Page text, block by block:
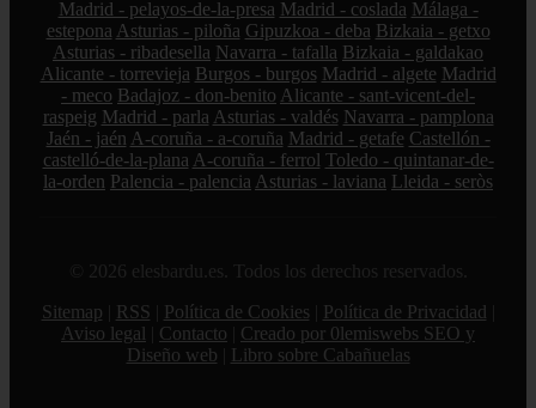
Madrid - pelayos-de-la-presa Madrid - coslada Málaga -
estepona Asturias - piloña Gipuzkoa - deba Bizkaia - getxo
Asturias - ribadesella Navarra - tafalla Bizkaia - galdakao
Alicante - torrevieja Burgos - burgos Madrid - algete Madrid
- meco Badajoz - don-benito Alicante - sant-vicent-del-
raspeig Madrid - parla Asturias - valdés Navarra - pamplona
Jaén - jaén A-coruña - a-coruña Madrid - getafe Castellón -
castelló-de-la-plana A-coruña - ferrol Toledo - quintanar-de-
la-orden Palencia - palencia Asturias - laviana Lleida - seròs
© 2026 elesbardu.es. Todos los derechos reservados.
Sitemap
RSS Política de Cookies Política de Privacidad
Aviso legal
Contacto
Creado por 0lemiswebs SEO y
Diseño web
Libro sobre Cabañuelas